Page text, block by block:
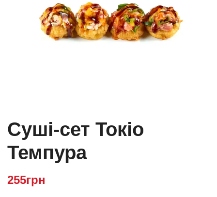
Суші-сет Токіо
Темпура
255грн